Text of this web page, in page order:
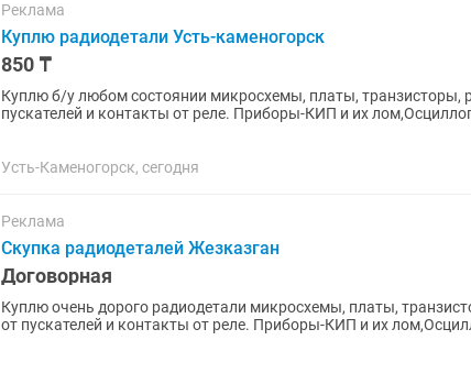
Реклама
Куплю радиодетали Усть-каменогорск
850 ₸
Куплю б/у любом состоянии микросхемы, платы, транзисторы,
пускателей и контакты от реле. Приборы-КИП и их
Усть-Каменогорск, сегодня
Реклама
Скупка радиодеталей Жезказган
Договорная
Куплю очень дорого радиодетали микросхемы, платы,
от пускателей и контакты от реле. Приборы-КИП и их